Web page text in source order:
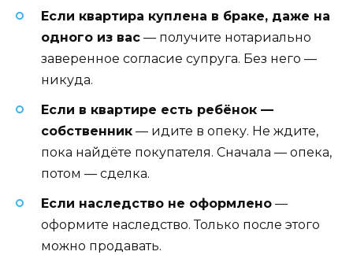
Если квартира куплена в браке, даже на
одного из вас — получите нотариально
заверенное согласие супруга. Без него —
никуда.
Если в квартире есть ребёнок —
собственник — идите в опеку. Не ждите,
пока найдёте покупателя. Сначала — опека,
потом — сделка.
Если наследство не оформлено —
оформите наследство. Только после этого
можно продавать.